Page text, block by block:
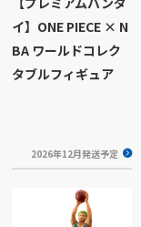
イ】ONE PIECE × N
BA ワールドコレク
タブルフィギュア
2026年12月発送予定